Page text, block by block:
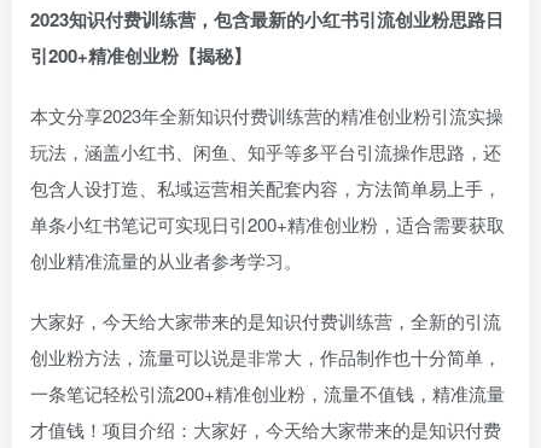
2023知识付费训练营，包含最新的小红书引流创业粉思路日
引200+精准创业粉【揭秘】
本文分享2023年全新知识付费训练营的精准创业粉引流实操
玩法，涵盖小红书、闲鱼、知乎等多平台引流操作思路，还
包含人设打造、私域运营相关配套内容，方法简单易上手，
单条小红书笔记可实现日引200+精准创业粉，适合需要获取
创业精准流量的从业者参考学习。
大家好，今天给大家带来的是知识付费训练营，全新的引流
创业粉方法，流量可以说是非常大，作品制作也十分简单，
一条笔记轻松引流200+精准创业粉，流量不值钱，精准流量
才值钱！项目介绍：大家好，今天给大家带来的是知识付费